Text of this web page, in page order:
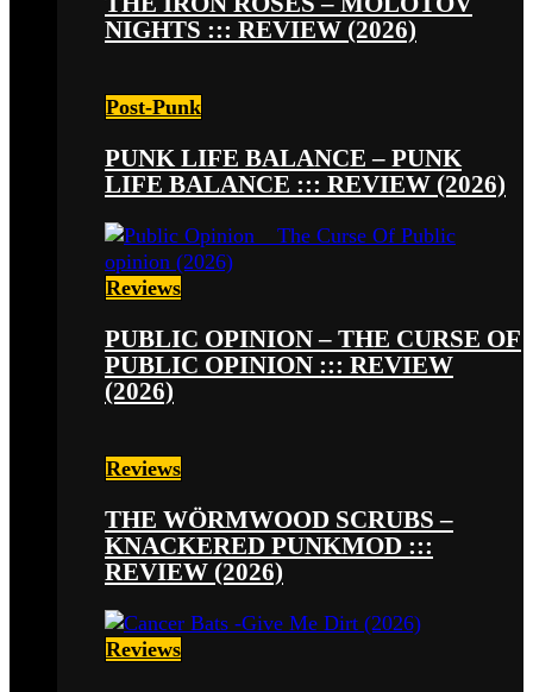
NIGHTS ::: REVIEW (2026)
Post-Punk
PUNK LIFE BALANCE – PUNK
LIFE BALANCE ::: REVIEW (2026)
Reviews
PUBLIC OPINION – THE CURSE OF
PUBLIC OPINION ::: REVIEW
(2026)
Reviews
THE WÖRMWOOD SCRUBS –
KNACKERED PUNKMOD :::
REVIEW (2026)
Reviews